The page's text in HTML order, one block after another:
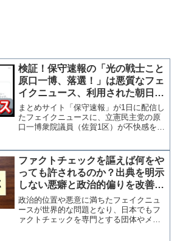
検証！保守速報の「光の戦士こと
原口一博、落選！」は悪質なフェ
イクニュース、利用された朝日新
聞デジタルのスクショも誤り
まとめサイト「保守速報」が1日に配信し
たフェイクニュースに、立憲民主党の原
口一博衆院議員（佐賀1区）が不快感を露
November 2, 2021 原...
ファクトチェックを謳えば何をや
っても許されるのか？出典を明示
しない悪癖と政治的偏りを改善せ
よ【マガジン166号】
政治的位置や悪意に満ちたフェイクニュ
ースが世界的な問題となり、日本でもフ
ァクトチェックを専門とする団体やメデ